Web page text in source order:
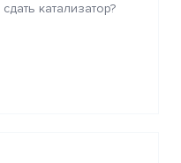
катализатор?